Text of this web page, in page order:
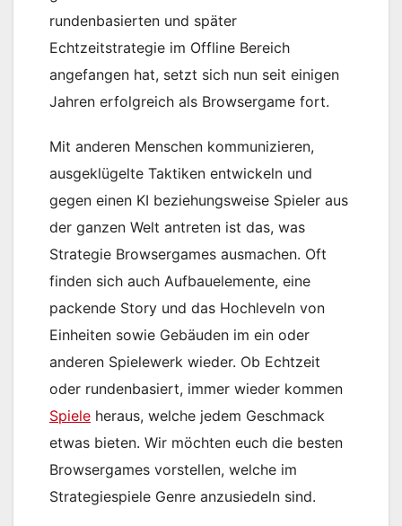
rundenbasierten und später
Echtzeitstrategie im Offline Bereich
angefangen hat, setzt sich nun seit einigen
Jahren erfolgreich als Browsergame fort.
Mit anderen Menschen kommunizieren,
ausgeklügelte Taktiken entwickeln und
gegen einen KI beziehungsweise Spieler aus
der ganzen Welt antreten ist das, was
Strategie Browsergames ausmachen. Oft
finden sich auch Aufbauelemente, eine
packende Story und das Hochleveln von
Einheiten sowie Gebäuden im ein oder
anderen Spielewerk wieder. Ob Echtzeit
oder rundenbasiert, immer wieder kommen
Spiele heraus, welche jedem Geschmack
etwas bieten. Wir möchten euch die besten
Browsergames vorstellen, welche im
Strategiespiele Genre anzusiedeln sind.